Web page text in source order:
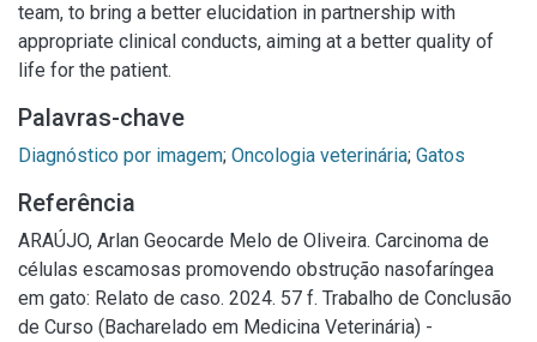
team, to bring a better elucidation in partnership with
appropriate clinical conducts, aiming at a better quality of
life for the patient.
Palavras-chave
Diagnóstico por imagem; Oncologia veterinária; Gatos
Referência
ARAÚJO, Arlan Geocarde Melo de Oliveira. Carcinoma de
células escamosas promovendo obstrução nasofaríngea
em gato: Relato de caso. 2024. 57 f. Trabalho de Conclusão
de Curso (Bacharelado em Medicina Veterinária) -